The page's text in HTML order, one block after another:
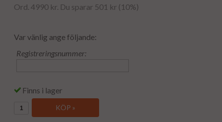
Ord. 4990 kr. Du sparar 501 kr (10%)
Var vänlig ange följande:
Registreringsnummer:
Finns i lager
KÖP »